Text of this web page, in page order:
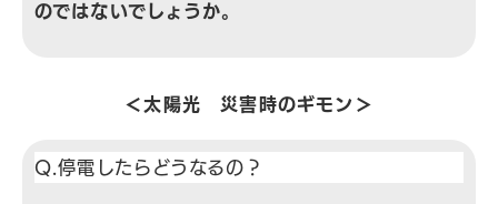
のではないでしょうか。
＜太陽光 災害時のギモン＞
Q.停電したらどうなるの？